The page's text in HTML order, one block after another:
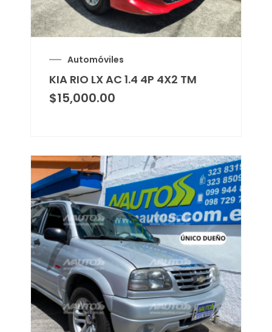
Automóviles
KIA RIO LX AC 1.4 4P 4X2 TM
$15,000.00